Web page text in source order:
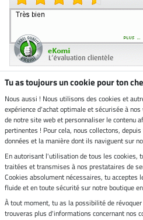
Boutique climatiquement
neutre
Livraison par
Paiement sécurisé
Mentions
Tu as toujours un cookie pour ton
Nous aussi ! Nous utilisons des cookies et
expérience d'achat optimale et sécurisée à
de notre site web et personnaliser le contenu
pertinentes ! Pour cela, nous collectons,
données et la manière dont ils naviguent sur
En autorisant l'utilisation de tous les cookies,
traitées et transmises à nos prestataires de
Cookies absolument nécessaires, tu acceptes
fluide et en toute sécurité sur notre boutique
À tout moment, tu as la possibilité de
trouveras plus d'informations concernant nos